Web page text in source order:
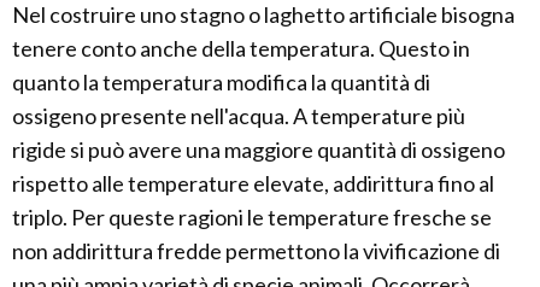
Nel costruire uno stagno o laghetto artificiale bisogna
tenere conto anche della temperatura. Questo in
quanto la temperatura modifica la quantità di
ossigeno presente nell'acqua. A temperature più
rigide si può avere una maggiore quantità di ossigeno
rispetto alle temperature elevate, addirittura fino al
triplo. Per queste ragioni le temperature fresche se
non addirittura fredde permettono la vivificazione di